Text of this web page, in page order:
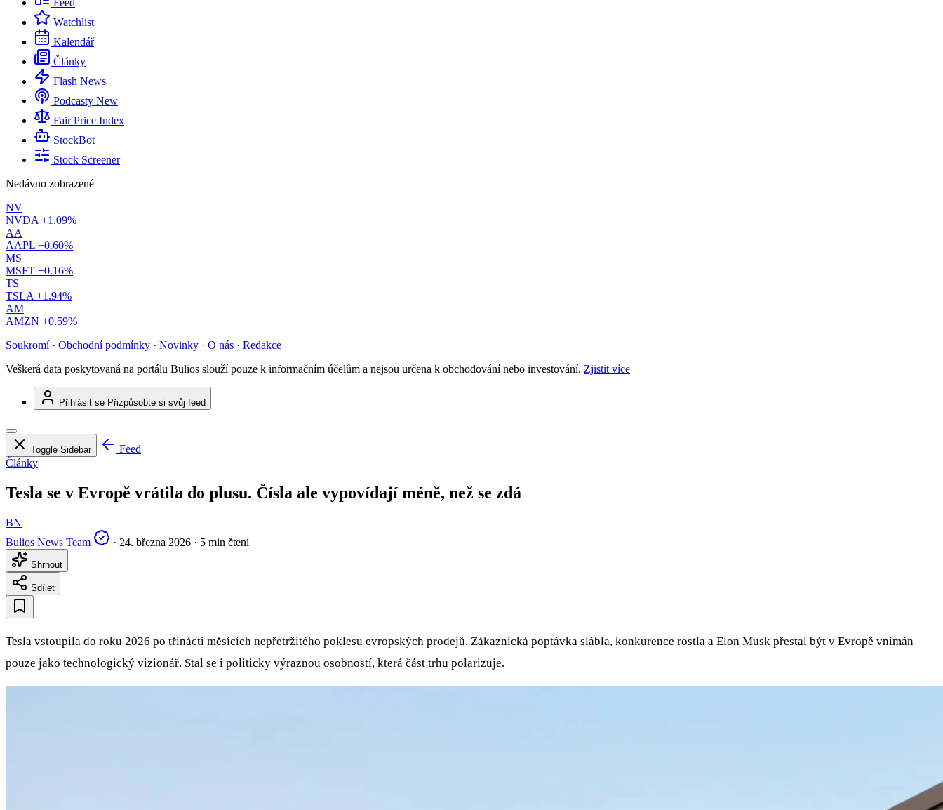
Feed
Watchlist
Kalendář
Články
Flash News
Podcasty New
Fair Price Index
StockBot
Stock Screener
Nedávno zobrazené
NV
NVDA +1.09%
AA
AAPL +0.60%
MS
MSFT +0.16%
TS
TSLA +1.94%
AM
AMZN +0.59%
Soukromí · Obchodní podmínky · Novinky · O nás · Redakce
Veškerá data poskytovaná na portálu Bulios slouží pouze k informačním účelům a nejsou určena k obchodování nebo investování. Zjistit více
Přihlásit se Přizpůsobte si svůj feed
Toggle Sidebar
Feed
Články
Tesla se v Evropě vrátila do plusu. Čísla ale vypovídají méně, než se zdá
BN
Bulios News Team
· 24. března 2026 · 5 min čtení
Shrnout
Sdílet
Tesla vstoupila do roku 2026 po třinácti měsících nepřetržitého poklesu evropských prodejů. Zákaznická poptávka slábla, konkurence rostla a Elon Musk přestal být v Evropě vnímán
pouze jako technologický vizionář. Stal se i politicky výraznou osobností, která část trhu polarizuje.